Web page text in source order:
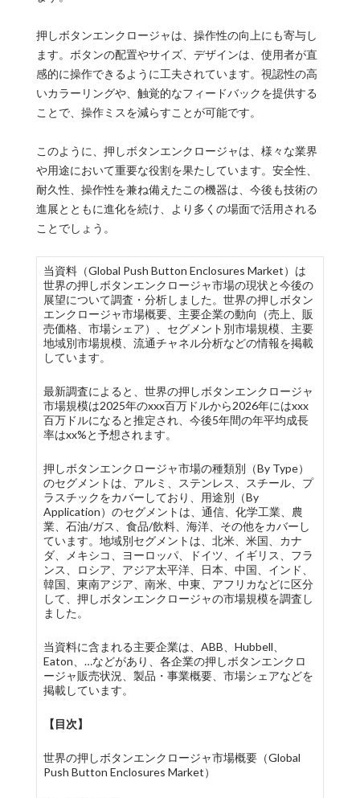
押しボタンエンクロージャは、操作性の向上にも寄与し
ます。ボタンの配置やサイズ、デザインは、使用者が直
感的に操作できるように工夫されています。視認性の高
いカラーリングや、触覚的なフィードバックを提供する
ことで、操作ミスを減らすことが可能です。
このように、押しボタンエンクロージャは、様々な業界
や用途において重要な役割を果たしています。安全性、
耐久性、操作性を兼ね備えたこの機器は、今後も技術の
進展とともに進化を続け、より多くの場面で活用される
ことでしょう。
当資料（Global Push Button Enclosures Market）は
世界の押しボタンエンクロージャ市場の現状と今後の
展望について調査・分析しました。世界の押しボタン
エンクロージャ市場概要、主要企業の動向（売上、販
売価格、市場シェア）、セグメント別市場規模、主要
地域別市場規模、流通チャネル分析などの情報を掲載
しています。
最新調査によると、世界の押しボタンエンクロージャ
市場規模は2025年のxxx百万ドルから2026年にはxxx
百万ドルになると推定され、今後5年間の年平均成長
率はxx%と予想されます。
押しボタンエンクロージャ市場の種類別（By Type）
のセグメントは、アルミ、ステンレス、スチール、プ
ラスチックをカバーしており、用途別（By
Application）のセグメントは、通信、化学工業、農
業、石油/ガス、食品/飲料、海洋、その他をカバーし
ています。地域別セグメントは、北米、米国、カナ
ダ、メキシコ、ヨーロッパ、ドイツ、イギリス、フラ
ンス、ロシア、アジア太平洋、日本、中国、インド、
韓国、東南アジア、南米、中東、アフリカなどに区分
して、押しボタンエンクロージャの市場規模を調査し
ました。
当資料に含まれる主要企業は、ABB、Hubbell、
Eaton、…などがあり、各企業の押しボタンエンクロ
ージャ販売状況、製品・事業概要、市場シェアなどを
掲載しています。
【目次】
世界の押しボタンエンクロージャ市場概要（Global
Push Button Enclosures Market）